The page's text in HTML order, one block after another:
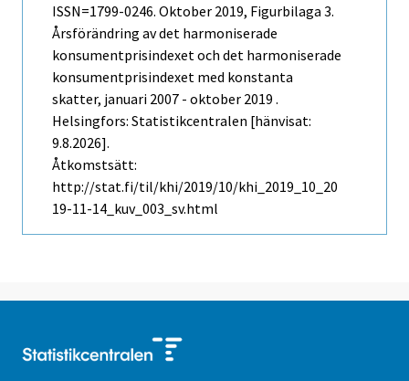
ISSN=1799-0246. Oktober 2019, Figurbilaga 3.
Årsförändring av det harmoniserade
konsumentprisindexet och det harmoniserade
konsumentprisindexet med konstanta
skatter, januari 2007 - oktober 2019 .
Helsingfors: Statistikcentralen [hänvisat:
9.8.2026].
Åtkomstsätt:
http://stat.fi/til/khi/2019/10/khi_2019_10_20
19-11-14_kuv_003_sv.html